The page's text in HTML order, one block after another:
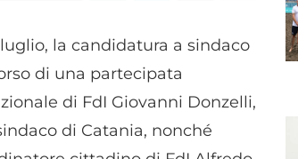
la candidatura a sindaco
di una partecipata
di FdI Giovanni Donzelli,
di Catania, nonché